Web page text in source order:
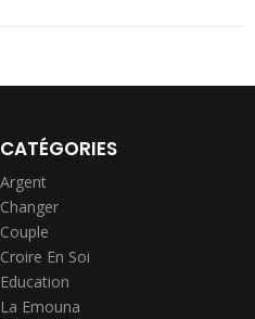
CATÉGORIES
Argent
Changer
Couple
Croire En Soi
Education
La Emouna